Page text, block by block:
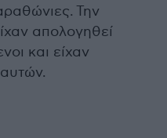
Την
απολογηθεί
και είχαν